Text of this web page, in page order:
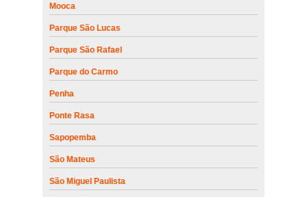
Mooca
Parque São Lucas
Parque São Rafael
Parque do Carmo
Penha
Ponte Rasa
Sapopemba
São Mateus
São Miguel Paulista